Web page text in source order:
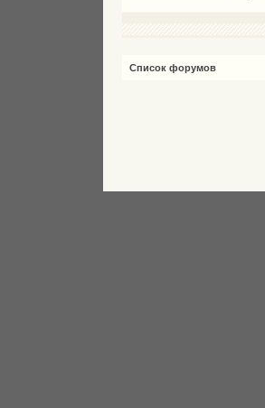
Список форумов